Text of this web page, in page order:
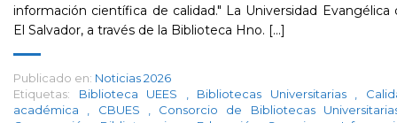
información científica de calidad." La Universidad Evangélica
El Salvador, a través de la Biblioteca Hno. [...]
Publicado en: Noticias 2026
Etiquetas:
Biblioteca UEES Bibliotecas Universitarias
académica
CBUES
Consorcio de Bibliotecas